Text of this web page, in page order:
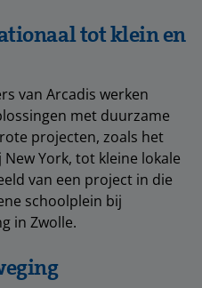
tot klein en
van Arcadis werken
met duurzame
projecten, zoals het
York, tot kleine lokale
van een project in die
schoolplein bij
in Zwolle.